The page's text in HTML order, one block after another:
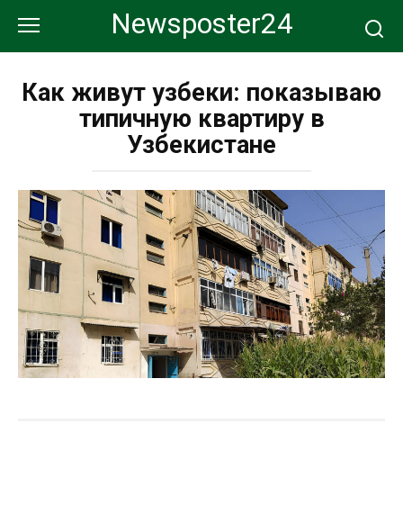
контенту
Newsposter24
Как живут узбеки: показываю
типичную квартиру в
Узбекистане